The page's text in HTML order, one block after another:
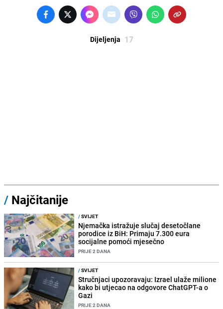
Dijeljenja 17
/ Najčitanije
/SVIJET
Njemačka istražuje slučaj desetočlane
porodice iz BiH: Primaju 7.300 eura
socijalne pomoći mjesečno
PRIJE 2 DANA
/SVIJET
Stručnjaci upozoravaju: Izrael ulaže milione
kako bi utjecao na odgovore ChatGPT-a o
Gazi
PRIJE 2 DANA